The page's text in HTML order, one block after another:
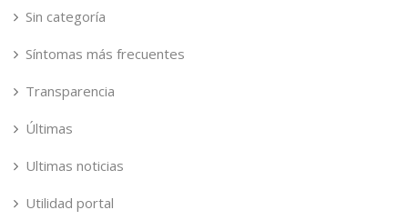
Sin categoría
Síntomas más frecuentes
Transparencia
Últimas
Ultimas noticias
Utilidad portal